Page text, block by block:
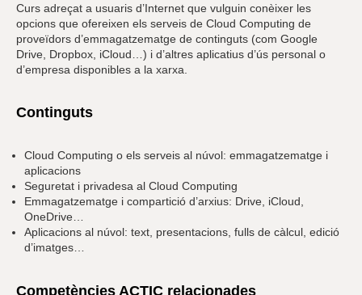
Curs adreçat a usuaris d’Internet que vulguin conèixer les
opcions que ofereixen els serveis de Cloud Computing de
proveïdors d’emmagatzematge de continguts (com Google
Drive, Dropbox, iCloud…) i d’altres aplicatius d’ús personal o
d’empresa disponibles a la xarxa.
Continguts
Cloud Computing o els serveis al núvol: emmagatzematge i
aplicacions
Seguretat i privadesa al Cloud Computing
Emmagatzematge i compartició d’arxius: Drive, iCloud,
OneDrive…
Aplicacions al núvol: text, presentacions, fulls de càlcul, edició
d’imatges…
Competències ACTIC relacionades